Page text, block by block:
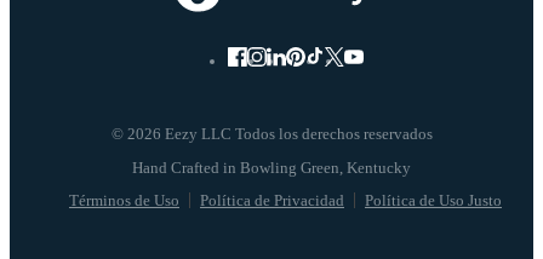
© 2026 Eezy LLC Todos los derechos reservados
Términos de Uso Política de Privacidad Política de Uso Justo